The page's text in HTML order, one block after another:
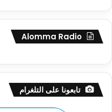
Alomma Radio
تابعونا على التلغرام